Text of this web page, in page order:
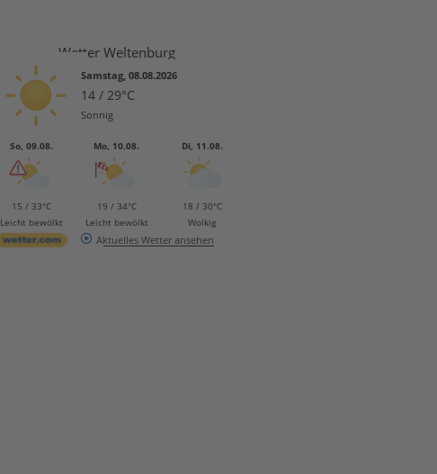
Wetter Weltenburg
Samstag, 08.08.2026
14 / 29°C
Sonnig
So, 09.08.
15 / 33°C
Leicht bewölkt
Mo, 10.08.
19 / 34°C
Leicht bewölkt
Di, 11.08.
18 / 30°C
Wolkig
Aktuelles Wetter ansehen